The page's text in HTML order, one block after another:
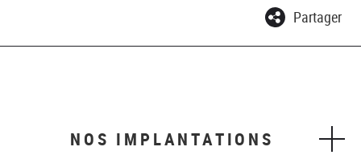
Partager
NOS IMPLANTATIONS